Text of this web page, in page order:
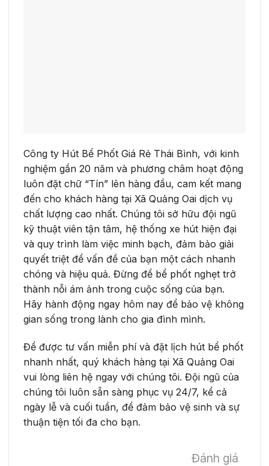
Công ty Hút Bể Phốt Giá Rẻ Thái Bình, với kinh
nghiệm gần 20 năm và phương châm hoạt động
luôn đặt chữ “Tín” lên hàng đầu, cam kết mang
đến cho khách hàng tại Xã Quảng Oai dịch vụ
chất lượng cao nhất. Chúng tôi sở hữu đội ngũ
kỹ thuật viên tận tâm, hệ thống xe hút hiện đại
và quy trình làm việc minh bạch, đảm bảo giải
quyết triệt để vấn đề của bạn một cách nhanh
chóng và hiệu quả. Đừng để bể phốt nghẹt trở
thành nỗi ám ảnh trong cuộc sống của bạn.
Hãy hành động ngay hôm nay để bảo vệ không
gian sống trong lành cho gia đình mình.
Để được tư vấn miễn phí và đặt lịch hút bể phốt
nhanh nhất, quý khách hàng tại Xã Quảng Oai
vui lòng liên hệ ngay với chúng tôi. Đội ngũ của
chúng tôi luôn sẵn sàng phục vụ 24/7, kể cả
ngày lễ và cuối tuần, để đảm bảo vệ sinh và sự
thuận tiện tối đa cho bạn.
Đánh giá